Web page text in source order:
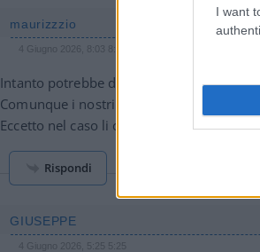
I want
maurizzzio
4 Giugno 2026, 8:03 8:03
Intanto potrebbe dire qualcosa il Qui-
Comunque i nostri eroi stanno sereni, e
Eccetto nel caso li citasse qualche
Rispondi
GIUSEPPE
4 Giugno 2026, 5:25 5:25